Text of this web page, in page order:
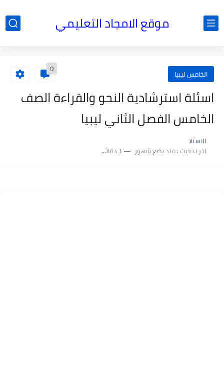
موقع الامجاد التعليمي
الخامس ليبيا 0
اسئلة استرشادية النحو والقراءة الصف
الخامس الفصل الثاني ليبيا
الاستاذ
اخر تحديث :منذ بضع شهور 3 دقائق للقراءة